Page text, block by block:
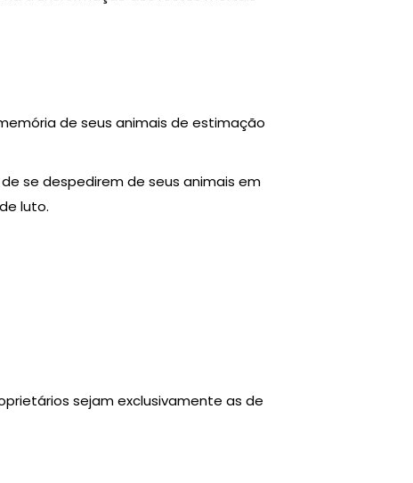
de seus animais de estimação
se despedirem de seus animais em
luto.
sejam exclusivamente as de